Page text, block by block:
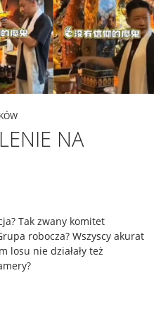
NA
Tak zwany komitet
robocza? Wszyscy akurat
losu nie działały też